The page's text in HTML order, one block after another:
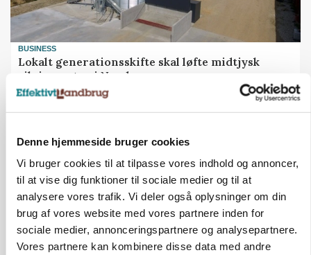
Denne hjemmeside bruger cookies
Vi bruger cookies til at tilpasse vores indhold og annoncer,
til at vise dig funktioner til sociale medier og til at
analysere vores trafik. Vi deler også oplysninger om din
brug af vores website med vores partnere inden for
sociale medier, annonceringspartnere og analysepartnere.
Vores partnere kan kombinere disse data med andre
BUSINESS
Lokalt generationsskifte skal løfte midtjysk
siloimportør i Norden